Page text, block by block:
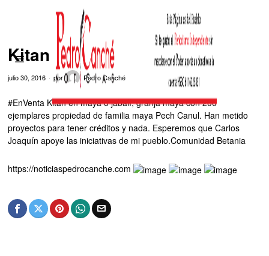
Kitan
julio 30, 2016 por Pedro Canché
#EnVenta Kitan en maya o jabalí, granja maya con 200
ejemplares propiedad de familia maya Pech Canul. Han metido
proyectos para tener créditos y nada. Esperemos que Carlos
Joaquín apoye las iniciativas de mi pueblo.Comunidad Betania
https://noticiaspedrocanche.com